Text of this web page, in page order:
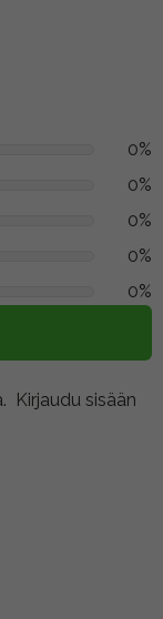
0%
0%
0%
0%
0%
Kirjaudu sisään